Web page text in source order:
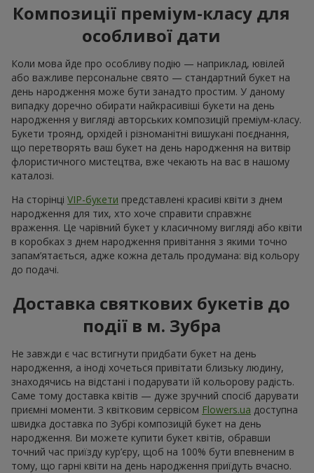
Композиції преміум-класу для
особливої дати
Коли мова йде про особливу подію — наприклад, ювілей
або важливе персональне свято — стандартний букет на
день народження може бути занадто простим. У даному
випадку доречно обирати найкрасивіші букети на день
народження у вигляді авторських композицій преміум-класу.
Букети троянд, орхідей і різноманітні вишукані поєднання,
що перетворять ваш букет на день народження на витвір
флористичного мистецтва, вже чекають на вас в нашому
каталозі.
На сторінці VIP-букети представлені красиві квіти з днем
народження для тих, хто хоче справити справжнє
враження. Це чарівний букет у класичному вигляді або квіти
в коробках з днем народження привітання з якими точно
запам’ятається, адже кожна деталь продумана: від кольору
до подачі.
Доставка святкових букетів до
події в м. Зубра
Не завжди є час встигнути придбати букет на день
народження, а іноді хочеться привітати близьку людину,
знаходячись на відстані і подарувати їй кольорову радість.
Саме тому доставка квітів — дуже зручний спосіб дарувати
приємні моменти. З квітковим сервісом Flowers.ua доступна
швидка доставка по Зубрі композицій букет на день
народження. Ви можете купити букет квітів, обравши
точний час приїзду кур’єру, щоб на 100% бути впевненим в
тому, що гарні квіти на день народження приїдуть вчасно.